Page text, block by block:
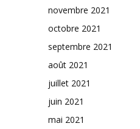
novembre 2021
octobre 2021
septembre 2021
août 2021
juillet 2021
juin 2021
mai 2021